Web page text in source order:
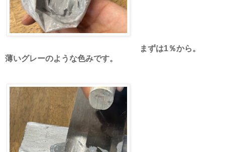
まずは1％から。
薄いグレーのような色みです。